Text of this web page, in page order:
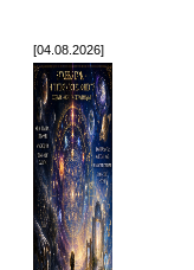
[04.08.2026]